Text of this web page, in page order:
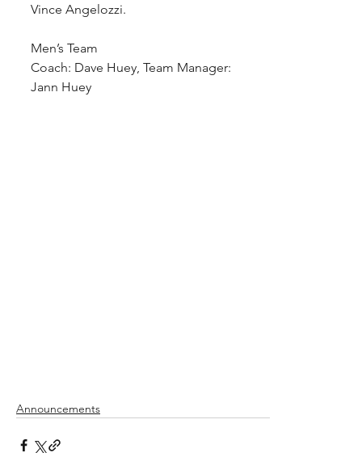
Vince Angelozzi.
Men’s Team
Coach: Dave Huey, Team Manager:
Jann Huey
Announcements